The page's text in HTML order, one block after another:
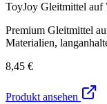
ToyJoy Gleitmittel auf
Premium Gleitmittel
Materialien,
8,45 €
Produkt ansehen